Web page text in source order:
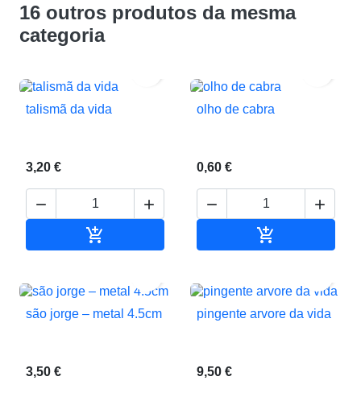
16 outros produtos da mesma
categoria
talismã da vida
3,20 €
 

olho de cabra
0,60 €
 

são jorge – metal 4.5cm
3,50 €
pingente arvore da vida
9,50 €